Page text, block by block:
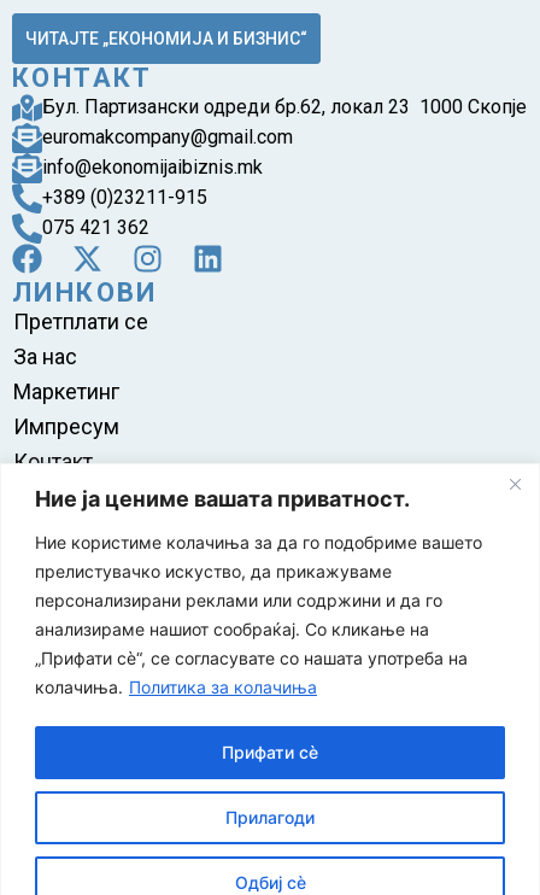
Ние ја цениме вашата приватност.
Ние користиме колачиња за да го подобриме вашето
прелистувачко искуство, да прикажуваме
персонализирани реклами или содржини и да го
анализираме нашиот сообраќај. Со кликање на
„Прифати сè“, се согласувате со нашата употреба на
колачиња. Политика за колачиња
Прилагоди
Одбиј сè
Прифати сè
ЧИТАЈТЕ „ЕКОНОМИЈА И БИЗНИС“
КОНТАКТ
Бул. Партизански одреди бр.62, локал 23 1000 Скопје
euromakcompany@gmail.com
info@ekonomijaibiznis.mk
+389 (0)23211-915
075 421 362
ЛИНКОВИ
Претплати се
За нас
Маркетинг
Импресум
Контакт
Правила на користење
за заштита на печатени медиуми
Економија и Бизнис Политика за приватност